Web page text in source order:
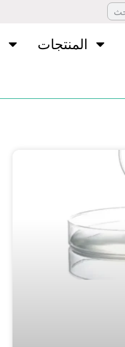
المنتجات